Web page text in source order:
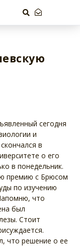
сегодня
и
в
о его
в понедельник.
премию с Брюсом
по изучению
что
был
Стоит
что решение о ее